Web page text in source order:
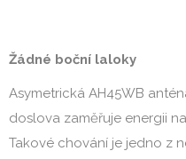
Žádné boční laloky
Asymetrická AH45WB
doslova zaměřuje energii
Takové chování je jedno z